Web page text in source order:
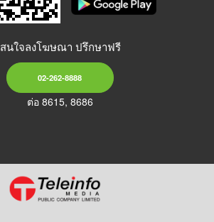
สนใจลงโฆษณา ปรึกษาฟรี
02-262-8888
ต่อ 8615, 8686